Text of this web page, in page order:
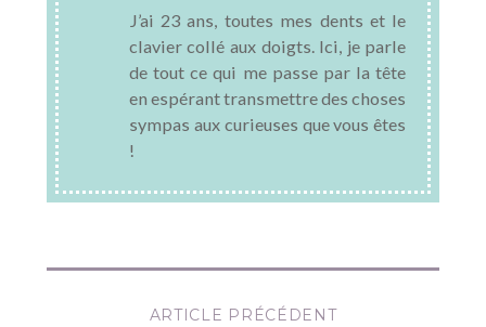
J’ai 23 ans, toutes mes dents et le
clavier collé aux doigts. Ici, je parle
de tout ce qui me passe par la tête
en espérant transmettre des choses
sympas aux curieuses que vous êtes
!
ARTICLE PRÉCÉDENT